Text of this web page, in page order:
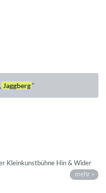
Jaggberg "
Kleinkunstbühne Hin & Wider
mehr »